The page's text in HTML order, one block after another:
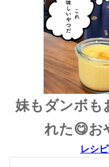
妹もダンボも
れた😋お
レシ